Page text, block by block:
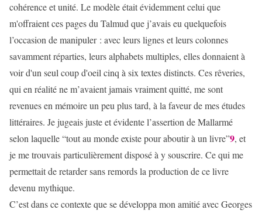
cohérence et unité. Le modèle était évidemment celui que
m'offraient ces pages du Talmud que j’avais eu quelquefois
l’occasion de manipuler : avec leurs lignes et leurs colonnes
savamment réparties, leurs alphabets multiples, elles donnaient à
voir d'un seul coup d'oeil cinq à six textes distincts. Ces rêveries,
qui en réalité ne m’avaient jamais vraiment quitté, me sont
revenues en mémoire un peu plus tard, à la faveur de mes études
littéraires. Je jugeais juste et évidente l’assertion de Mallarmé
selon laquelle “tout au monde existe pour aboutir à un livre”9, et
je me trouvais particulièrement disposé à y souscrire. Ce qui me
permettait de retarder sans remords la production de ce livre
devenu mythique.
C’est dans ce contexte que se développa mon amitié avec Georges